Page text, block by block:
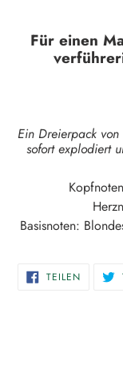
wird
zum
Warenkorb
Für einen
Ein Dreierpack
sofort explodiert
Basisnoten:
TEILENAUF